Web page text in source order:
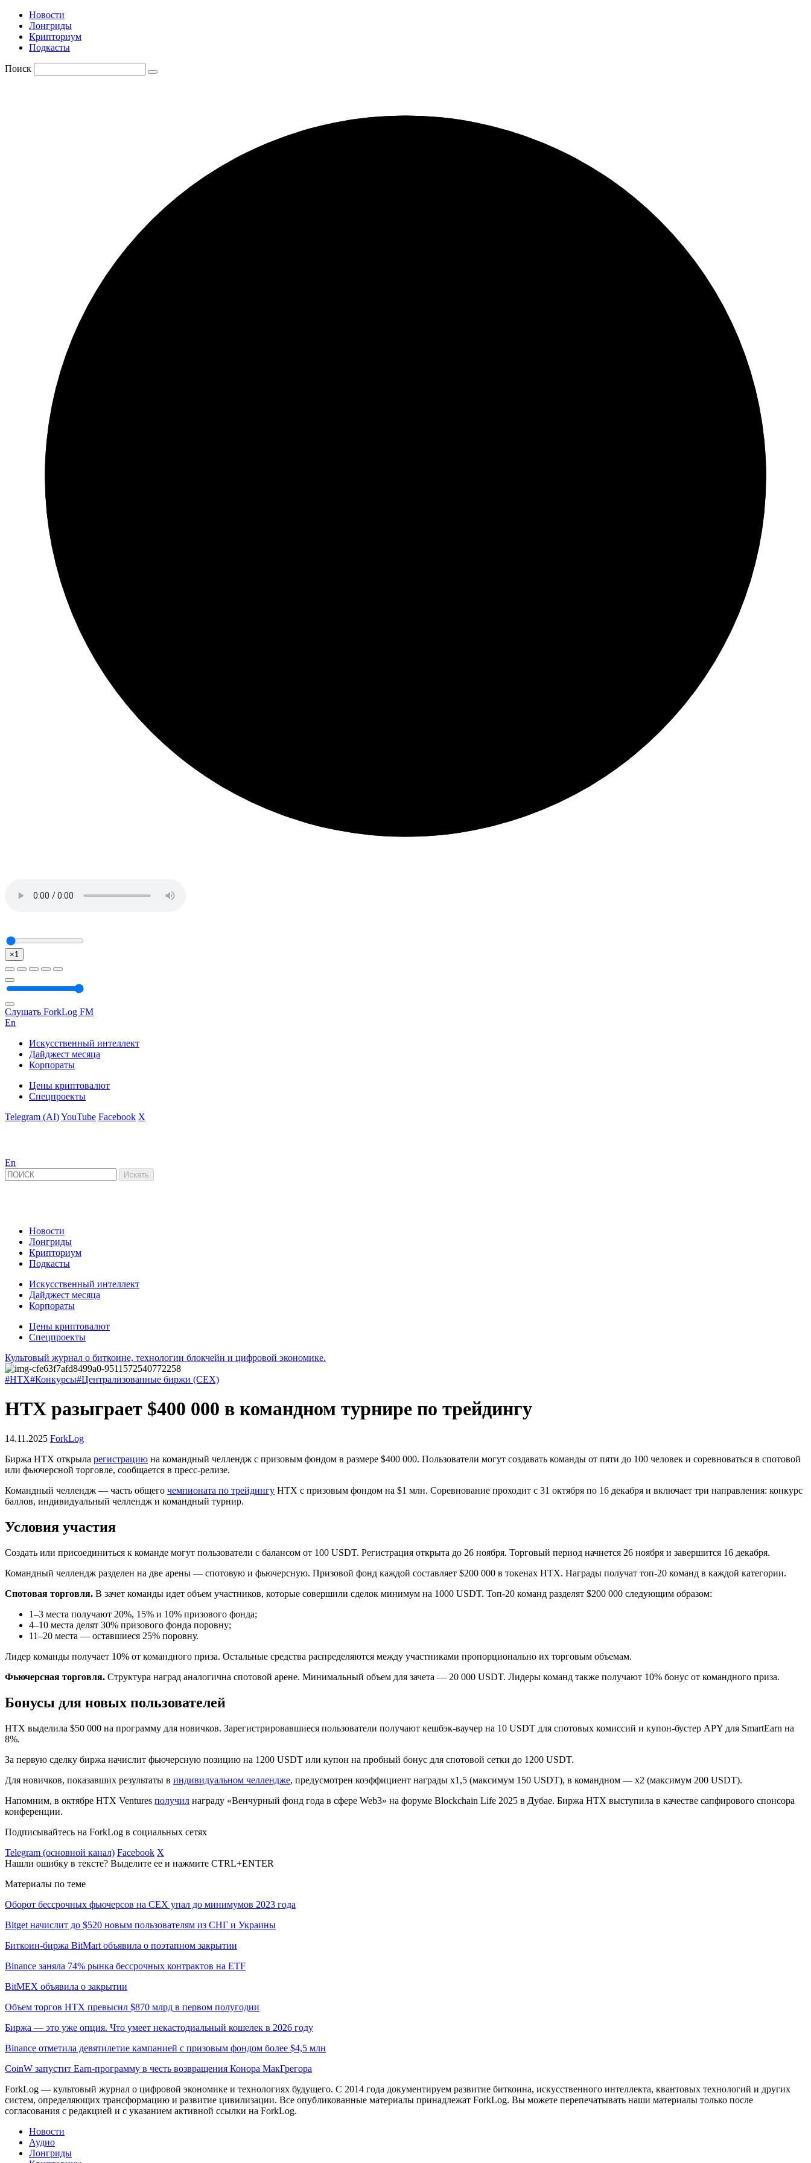
Новости
Лонгриды
Крипториум
Подкасты
Поиск
×1
Слушать ForkLog FM
En
Искусственный интеллект
Дайджест месяца
Корпораты
Цены криптовалют
Спецпроекты
Telegram (AI)YouTube Facebook X
En
Новости
Лонгриды
Крипториум
Подкасты
Искусственный интеллект
Дайджест месяца
Корпораты
Цены криптовалют
Спецпроекты
Культовый журнал о биткоине, технологии блокчейн и цифровой экономике.
#HTX#Конкурсы#Централизованные биржи (CEX)
HTX разыграет $400 000 в командном турнире по трейдингу
14.11.2025 ForkLog
Биржа HTX открыла регистрацию на командный челлендж с призовым фондом в размере $400 000. Пользователи могут создавать команды от пяти до 100 человек и соревноваться в спотовой
или фьючерсной торговле, сообщается в пресс-релизе.
Командный челлендж — часть общего чемпионата по трейдингу HTX с призовым фондом на $1 млн. Соревнование проходит с 31 октября по 16 декабря и включает три направления: конкурс
баллов, индивидуальный челлендж и командный турнир.
Условия участия
Создать или присоединиться к команде могут пользователи с балансом от 100 USDT. Регистрация открыта до 26 ноября. Торговый период начнется 26 ноября и завершится 16 декабря.
Командный челлендж разделен на две арены — спотовую и фьючерсную. Призовой фонд каждой составляет $200 000 в токенах HTX. Награды получат топ-20 команд в каждой категории.
Спотовая торговля. В зачет команды идет объем участников, которые совершили сделок минимум на 1000 USDT. Топ-20 команд разделят $200 000 следующим образом:
1–3 места получают 20%, 15% и 10% призового фонда;
4–10 места делят 30% призового фонда поровну;
11–20 места — оставшиеся 25% поровну.
Лидер команды получает 10% от командного приза. Остальные средства распределяются между участниками пропорционально их торговым объемам.
Фьючерсная торговля. Структура наград аналогична спотовой арене. Минимальный объем для зачета — 20 000 USDT. Лидеры команд также получают 10% бонус от командного приза.
Бонусы для новых пользователей
HTX выделила $50 000 на программу для новичков. Зарегистрировавшиеся пользователи получают кешбэк-ваучер на 10 USDT для спотовых комиссий и купон-бустер APY для SmartEarn на
8%.
За первую сделку биржа начислит фьючерсную позицию на 1200 USDT или купон на пробный бонус для спотовой сетки до 1200 USDT.
Для новичков, показавших результаты в индивидуальном челлендже, предусмотрен коэффициент награды x1,5 (максимум 150 USDT), в командном — x2 (максимум 200 USDT).
Напомним, в октябре HTX Ventures получил награду «Венчурный фонд года в сфере Web3» на форуме Blockchain Life 2025 в Дубае. Биржа HTX выступила в качестве сапфирового спонсора
конференции.
Подписывайтесь на ForkLog в социальных сетях
Telegram (основной канал) Facebook X
Нашли ошибку в тексте? Выделите ее и нажмите CTRL+ENTER
Материалы по теме
Оборот бессрочных фьючерсов на CEX упал до минимумов 2023 года
Bitget начислит до $520 новым пользователям из СНГ и Украины
Биткоин-биржа BitMart объявила о поэтапном закрытии
Binance заняла 74% рынка бессрочных контрактов на ETF
BitMEX объявила о закрытии
Объем торгов HTX превысил $870 млрд в первом полугодии
Биржа — это уже опция. Что умеет некастодиальный кошелек в 2026 году
Binance отметила девятилетие кампанией с призовым фондом более $4,5 млн
CoinW запустит Earn-программу в честь возвращения Конора МакГрегора
ForkLog — культовый журнал о цифровой экономике и технологиях будущего. С 2014 года документируем развитие биткоина, искусственного интеллекта, квантовых технологий и других
систем, определяющих трансформацию и развитие цивилизации. Все опубликованные материалы принадлежат ForkLog. Вы можете перепечатывать наши материалы только после
согласования с редакцией и с указанием активной ссылки на ForkLog.
Новости
Аудио
Лонгриды